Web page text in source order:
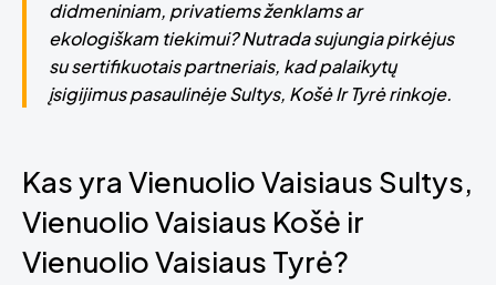
didmeniniam, privatiems ženklams ar
ekologiškam tiekimui? Nutrada sujungia pirkėjus
su sertifikuotais partneriais, kad palaikytų
įsigijimus pasaulinėje Sultys, Košė Ir Tyrė rinkoje.
Kas yra Vienuolio Vaisiaus Sultys,
Vienuolio Vaisiaus Košė ir
Vienuolio Vaisiaus Tyrė?